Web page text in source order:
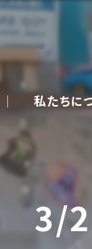
私たちに
3/